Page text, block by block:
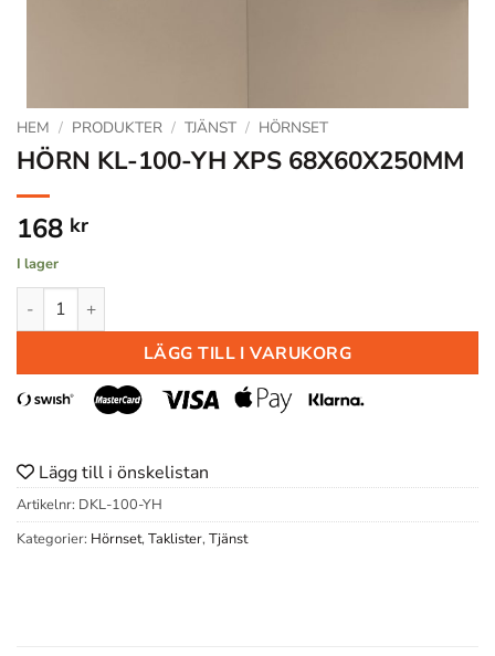
HEM / PRODUKTER / TJÄNST / HÖRNSET
HÖRN KL-100-YH XPS 68X60X250MM
168 kr
I lager
HÖRN KL-100-YH XPS 68X60X250MM mängd
LÄGG TILL I VARUKORG
Lägg till i önskelistan
Artikelnr: DKL-100-YH
Kategorier: Hörnset, Taklister, Tjänst